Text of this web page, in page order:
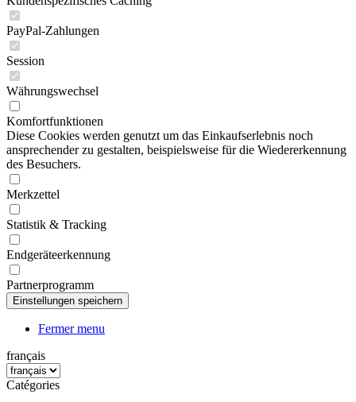
PayPal-Zahlungen
Session
Währungswechsel
Komfortfunktionen
Diese Cookies werden genutzt um das Einkaufserlebnis noch
ansprechender zu gestalten, beispielsweise für die Wiedererkennung
des Besuchers.
Merkzettel
Statistik & Tracking
Endgeräteerkennung
Partnerprogramm
Fermer menu
français
Catégories